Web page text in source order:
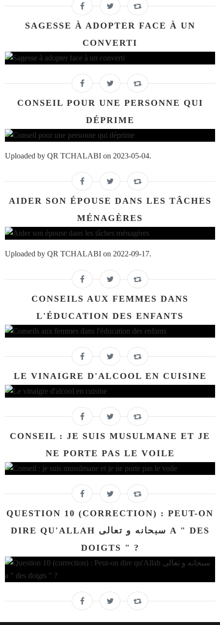
SAGESSE À ADOPTER FACE À UN
CONVERTI
CONSEIL POUR UNE PERSONNE QUI
DÉPRIME
Uploaded by QR TCHALABI on 2023-05-04.
AIDER SON ÉPOUSE DANS LES TÂCHES
MÉNAGÈRES
Uploaded by QR TCHALABI on 2022-09-17.
CONSEILS AUX FEMMES DANS
L'ÉDUCATION DES ENFANTS
LE VINAIGRE D'ALCOOL EN CUISINE
CONSEIL : JE SUIS MUSULMANE ET JE
NE PORTE PAS LE VOILE
QUESTION 10 (CORRECTION) : PEUT-ON
DIRE QU'ALLAH سبحانه و تعالى A " DES
DOIGTS " ?